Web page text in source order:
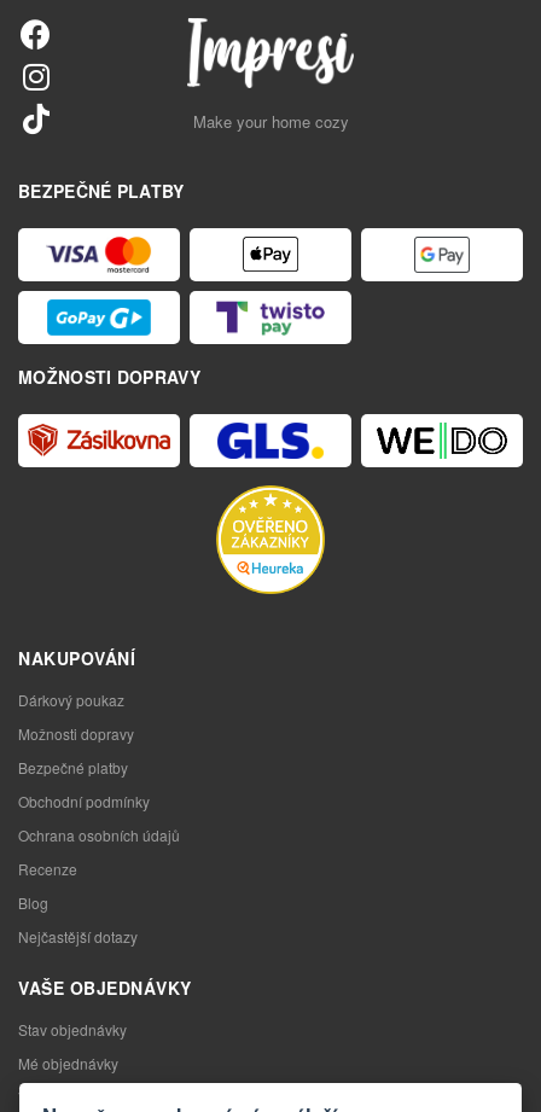
Make your home cozy
BEZPEČNÉ PLATBY
MOŽNOSTI DOPRAVY
NAKUPOVÁNÍ
Dárkový poukaz
Možnosti dopravy
Bezpečné platby
Obchodní podmínky
Ochrana osobních údajů
Recenze
Blog
Nejčastější dotazy
VAŠE OBJEDNÁVKY
Stav objednávky
Mé objednávky
Výměna zboží